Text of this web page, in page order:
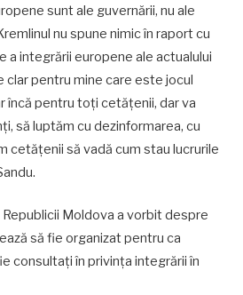
sunt ale guvernării, nu ale
nu spune nimic în raport cu
a integrării europene ale actualului
clar pentru mine care este jocul
încă pentru toți cetățenii, dar va
să luptăm cu dezinformarea, cu
cetățenii să vadă cum stau lucrurile
Moldova a vorbit despre
să fie organizat pentru ca
consultați în privința integrării în